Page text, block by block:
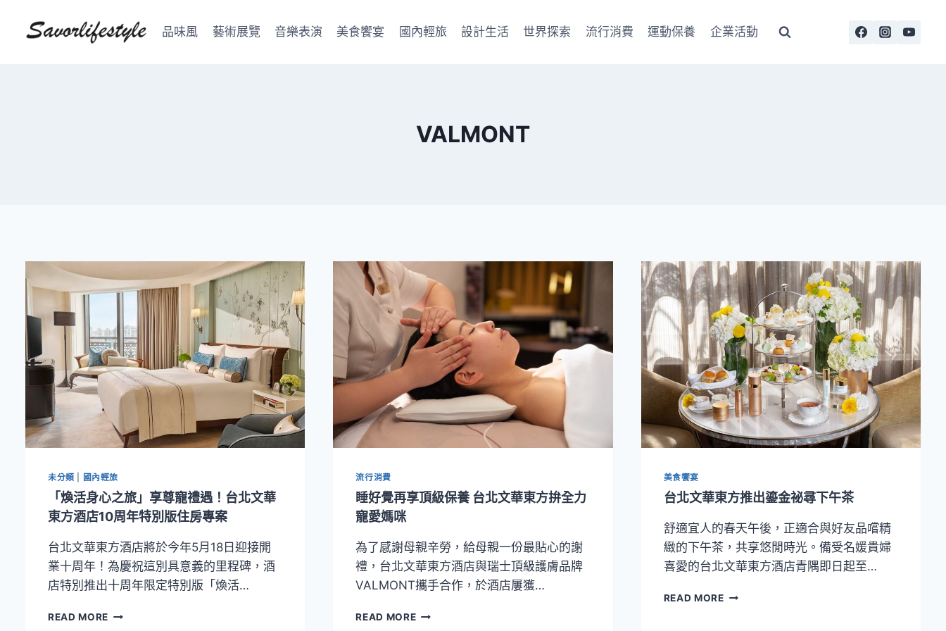
品味風 藝術展覽 音樂表演 美食饗宴 國內輕旅 設計生活 世界探索 流行消費 運動保養 企業活動
VALMONT
未分類 國內輕旅
「煥活身心之旅」享尊寵禮遇！台北文華
東方酒店10周年特別版住房專案
台北文華東方酒店將於今年5月18日迎接開
業十周年！為慶祝這別具意義的里程碑，酒
店特別推出十周年限定特別版「煥活…
READ MORE 「煥
流行消費
睡好覺再享頂級保養 台北文華東方拚全力
寵愛媽咪
為了感謝母親辛勞，給母親一份最貼心的謝
禮，台北文華東方酒店與瑞士頂級護膚品牌
VALMONT攜手合作，於酒店屢獲…
READ MORE睡
美食饗宴
台北文華東方推出鎏金祕尋下午茶
舒適宜人的春天午後，正適合與好友品嚐精
緻的下午茶，共享悠閒時光。備受名媛貴婦
喜愛的台北文華東方酒店青隅即日起至…
READ MORE台